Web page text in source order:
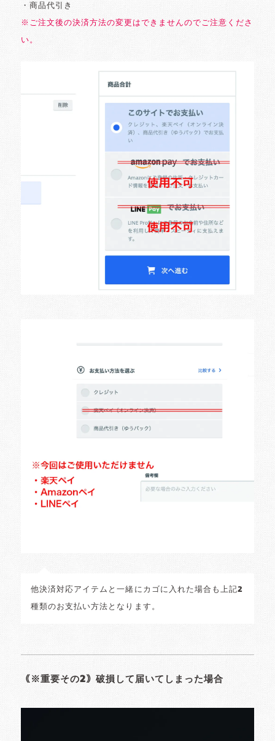
・商品代引き
※ご注文後の決済方法の変更はできませんのでご注意くださ
い。
他決済対応アイテムと一緒にカゴに入れた場合も上記2
種類のお支払い方法となります。
｟※重要その2｠破損して届いてしまった場合